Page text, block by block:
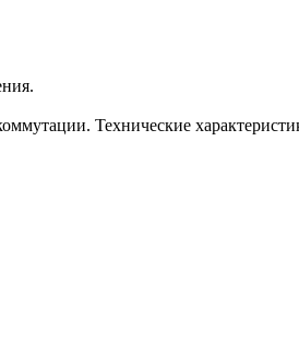
Технические